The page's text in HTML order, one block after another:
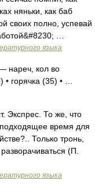
няньки, как баб
своих полно, успевай
…
языка
нареч, кол во
горячка (35) • …
Экспрес. То же, что
время для
Только тронь,
(П.
языка